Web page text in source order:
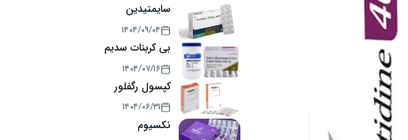
سایمتیدین
۱۴۰۴/۰۹/۰۴
بی کربنات سدیم
۱۴۰۴/۰۷/۱۶
کپسول رگفلور
۱۴۰۴/۰۶/۳۱
نکسیوم